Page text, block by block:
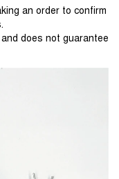
an order to confirm
does not guarantee